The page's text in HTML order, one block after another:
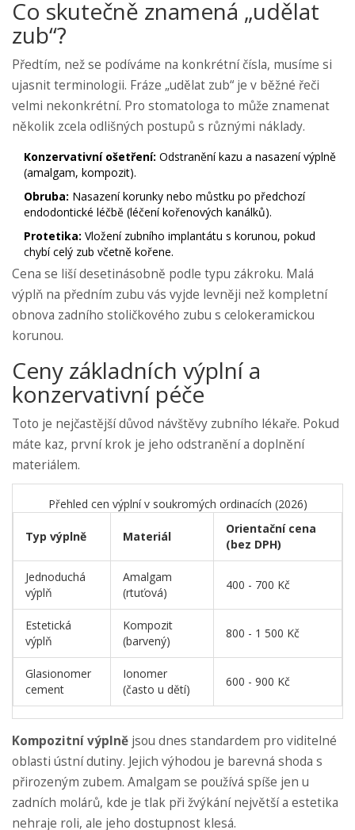
Co skutečně znamená „udělat
zub“?
Předtím, než se podíváme na konkrétní čísla, musíme si
ujasnit terminologii. Fráze „udělat zub“ je v běžné řeči
velmi nekonkrétní. Pro stomatologa to může znamenat
několik zcela odlišných postupů s různými náklady.
Konzervativní ošetření: Odstranění kazu a nasazení výplně
(amalgam, kompozit).
Obruba: Nasazení korunky nebo můstku po předchozí
endodontické léčbě (léčení kořenových kanálků).
Protetika: Vložení zubního implantátu s korunou, pokud
chybí celý zub včetně kořene.
Cena se liší desetinásobně podle typu zákroku. Malá
výplň na předním zubu vás vyjde levněji než kompletní
obnova zadního stoličkového zubu s celokeramickou
korunou.
Ceny základních výplní a
konzervativní péče
Toto je nejčastější důvod návštěvy zubního lékaře. Pokud
máte kaz, první krok je jeho odstranění a doplnění
materiálem.
Přehled cen výplní v soukromých ordinacích (2026)
Typ výplně Materiál
Orientační cena
(bez DPH)
Jednoduchá
výplň
Amalgam
(rtuťová)
400 - 700 Kč
Estetická
výplň
Kompozit
(barvený)
800 - 1 500 Kč
Glasionomer
cement
Ionomer
(často u dětí)
600 - 900 Kč
Kompozitní výplně jsou dnes standardem pro viditelné
oblasti ústní dutiny. Jejich výhodou je barevná shoda s
přirozeným zubem. Amalgam se používá spíše jen u
zadních molárů, kde je tlak při žvýkání největší a estetika
nehraje roli, ale jeho dostupnost klesá.